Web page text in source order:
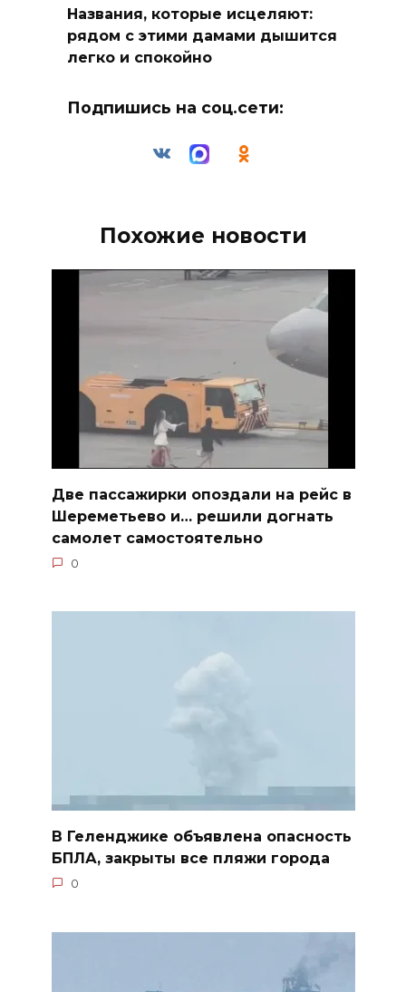
Названия, которые исцеляют:
рядом с этими дамами дышится
легко и спокойно
Подпишись на соц.сети:
Похожие новости
Две пассажирки опоздали на рейс в
Шереметьево и… решили догнать
самолет самостоятельно
0
В Геленджике объявлена опасность
БПЛА, закрыты все пляжи города
0